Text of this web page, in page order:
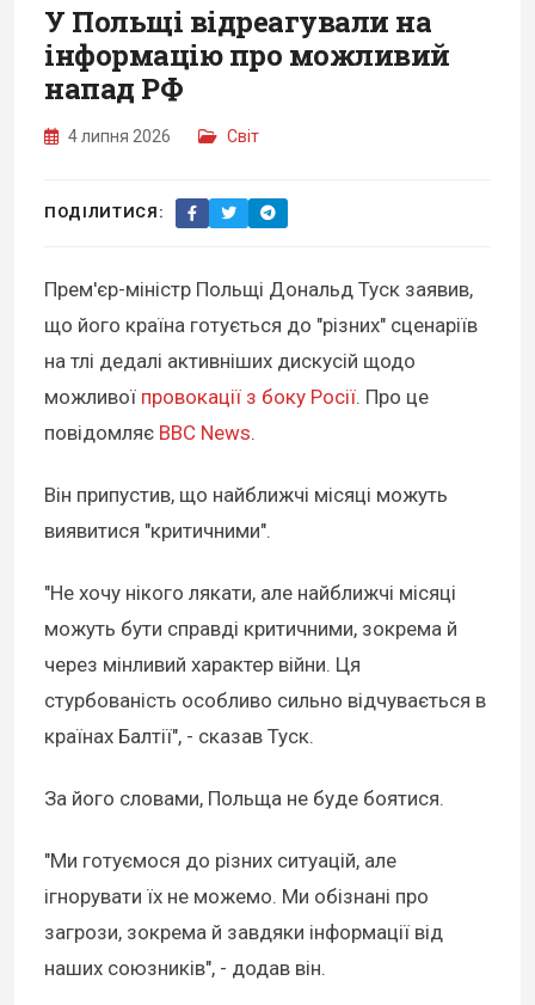
У Польщі відреагували на
інформацію про можливий
напад РФ
4 липня 2026 Світ
ПОДІЛИТИСЯ:
Прем'єр-міністр Польщі Дональд Туск заявив,
що його країна готується до "різних" сценаріїв
на тлі дедалі активніших дискусій щодо
можливої провокації з боку Росії. Про це
повідомляє BBC News.
Він припустив, що найближчі місяці можуть
виявитися "критичними".
"Не хочу нікого лякати, але найближчі місяці
можуть бути справді критичними, зокрема й
через мінливий характер війни. Ця
стурбованість особливо сильно відчувається в
країнах Балтії", - сказав Туск.
За його словами, Польща не буде боятися.
"Ми готуємося до різних ситуацій, але
ігнорувати їх не можемо. Ми обізнані про
загрози, зокрема й завдяки інформації від
наших союзників", - додав він.